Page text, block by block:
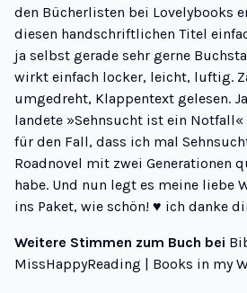
den Bücherlisten bei Lovelybooks
diesen handschriftlichen Titel
ja selbst gerade sehr gerne
wirkt einfach locker, leicht, luftig.
umgedreht, Klappentext gelesen.
landete »Sehnsucht ist ein
für den Fall, dass ich mal
Roadnovel mit zwei Generationen
habe. Und nun legt es meine liebe
ins Paket, wie schön! ♥ ich danke
Weitere Stimmen zum Buch bei
MissHappyReading | Books in my